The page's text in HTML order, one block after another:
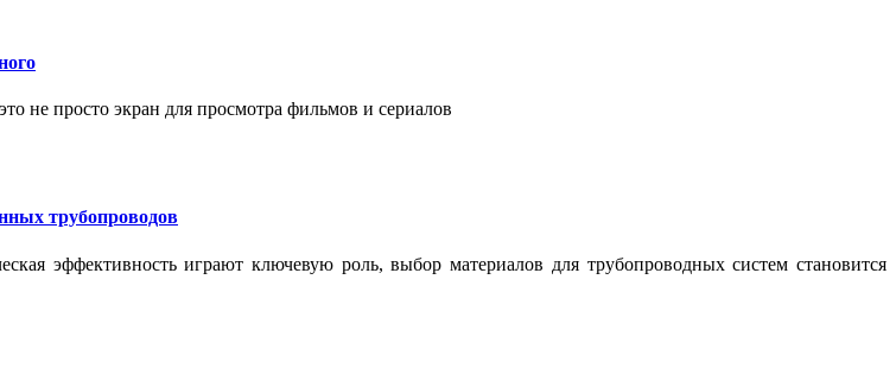
не просто экран для просмотра фильмов и сериалов
трубопроводов
эффективность играют ключевую роль, выбор материалов для трубопроводных систем становится